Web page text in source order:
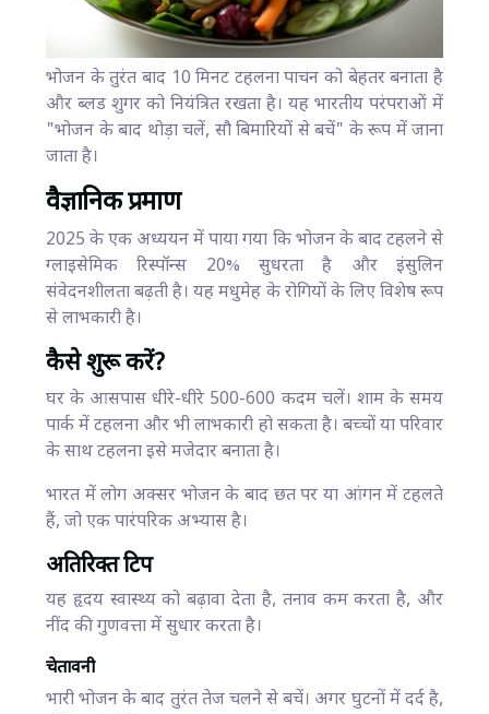
भोजन के तुरंत बाद 10 मिनट टहलना पाचन को बेहतर बनाता है
और ब्लड शुगर को नियंत्रित रखता है। यह भारतीय परंपराओं में
"भोजन के बाद थोड़ा चलें, सौ बिमारियों से बचें" के रूप में जाना
जाता है।
वैज्ञानिक प्रमाण
2025 के एक अध्ययन में पाया गया कि भोजन के बाद टहलने से
ग्लाइसेमिक रिस्पॉन्स 20% सुधरता है और इंसुलिन
संवेदनशीलता बढ़ती है। यह मधुमेह के रोगियों के लिए विशेष रूप
से लाभकारी है।
कैसे शुरू करें?
घर के आसपास धीरे-धीरे 500-600 कदम चलें। शाम के समय
पार्क में टहलना और भी लाभकारी हो सकता है। बच्चों या परिवार
के साथ टहलना इसे मजेदार बनाता है।
भारत में लोग अक्सर भोजन के बाद छत पर या आंगन में टहलते
हैं, जो एक पारंपरिक अभ्यास है।
अतिरिक्त टिप
यह हृदय स्वास्थ्य को बढ़ावा देता है, तनाव कम करता है, और
नींद की गुणवत्ता में सुधार करता है।
चेतावनी
भारी भोजन के बाद तुरंत तेज चलने से बचें। अगर घुटनों में दर्द है,